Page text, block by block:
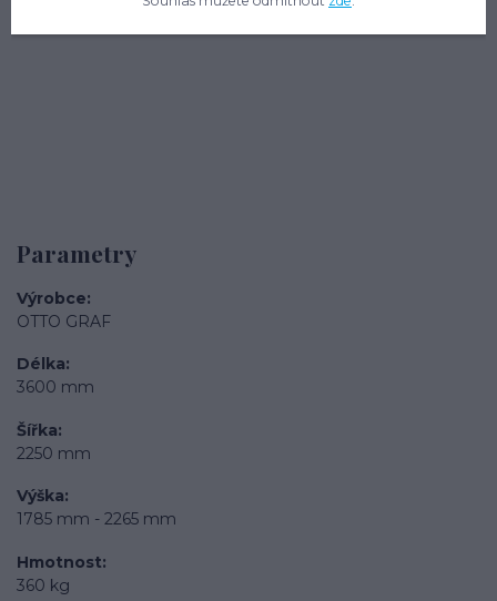
Parametry
Výrobce
OTTO GRAF
Délka
3600 mm
Šířka
2250 mm
Výška
1785 mm - 2265 mm
Hmotnost
360 kg